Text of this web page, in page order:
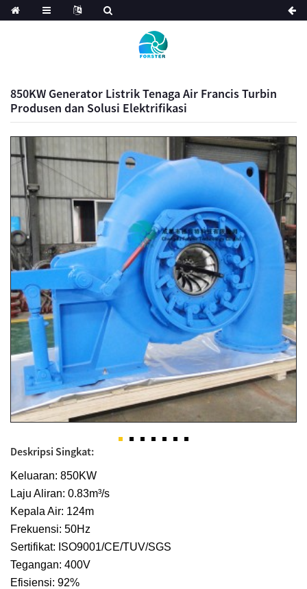
850KW Generator Listrik Tenaga Air Francis Turbin
Produsen dan Solusi Elektrifikasi
Deskripsi Singkat:
Keluaran: 850KW
Laju Aliran: 0.83m³/s
Kepala Air: 124m
Frekuensi: 50Hz
Sertifikat: ISO9001/CE/TUV/SGS
Tegangan: 400V
Efisiensi: 92%